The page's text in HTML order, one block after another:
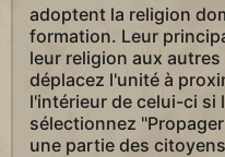
adoptent la religion
formation. Leur
leur religion aux
déplacez l'unité à
l'intérieur de celui-ci si
sélectionnez
une partie des